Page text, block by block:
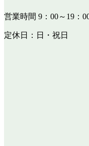
営業時間 9：00～19：
定休日：日・祝日